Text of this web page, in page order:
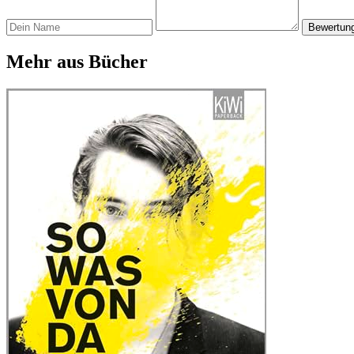
Mehr aus Bücher